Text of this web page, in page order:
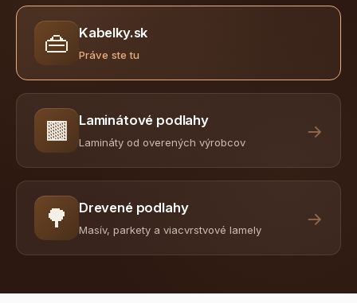
👜 Kabelky.sk
Práve ste tu
🟫 Laminátové podlahy
Lamináty od overených výrobcov
→
🌳 Drevené podlahy
Masív, parkety a viacvrstvové lamely
→